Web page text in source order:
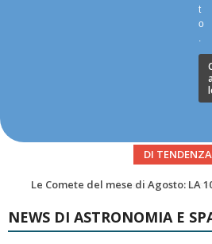
t
o
.
a
DI TENDENZA
Asteroidi del mese
NEWS DI ASTRONOMIA E